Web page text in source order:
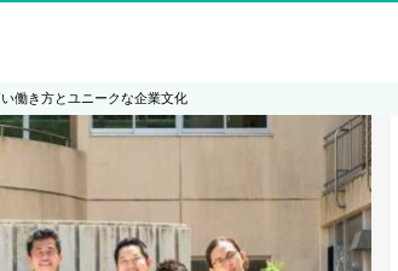
働き方とユニークな企業文化